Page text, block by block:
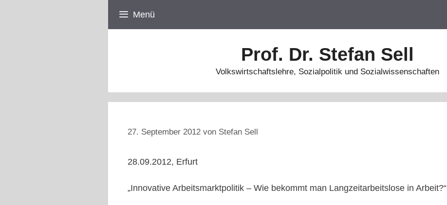
Menü
Prof. Dr. Stefan Sell
Volkswirtschaftslehre, Sozialpolitik und Sozialwissenschaften
27. September 2012 von Stefan Sell
28.09.2012, Erfurt
„Innovative Arbeitsmarktpolitik – Wie bekommt man Langzeitarbeitslose in Arbeit?“